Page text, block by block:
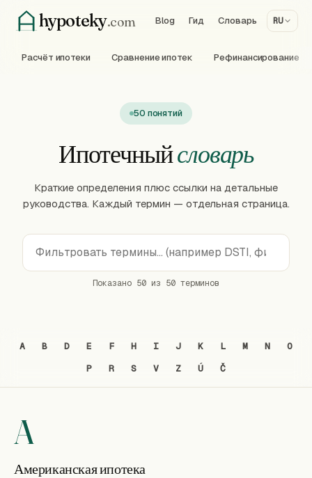
hypoteky.com Blog Гид Словарь RU
Расчёт ипотеки Сравнение ипотек Рефинансирование
50 понятий
Ипотечныйсловарь
Краткие определения плюс ссылки на детальные
руководства. Каждый термин — отдельная страница.
Показано 50 из 50 терминов
A B D E F H I J K L M N
O
P
R S V Z Ú Č
A
Американская ипотека